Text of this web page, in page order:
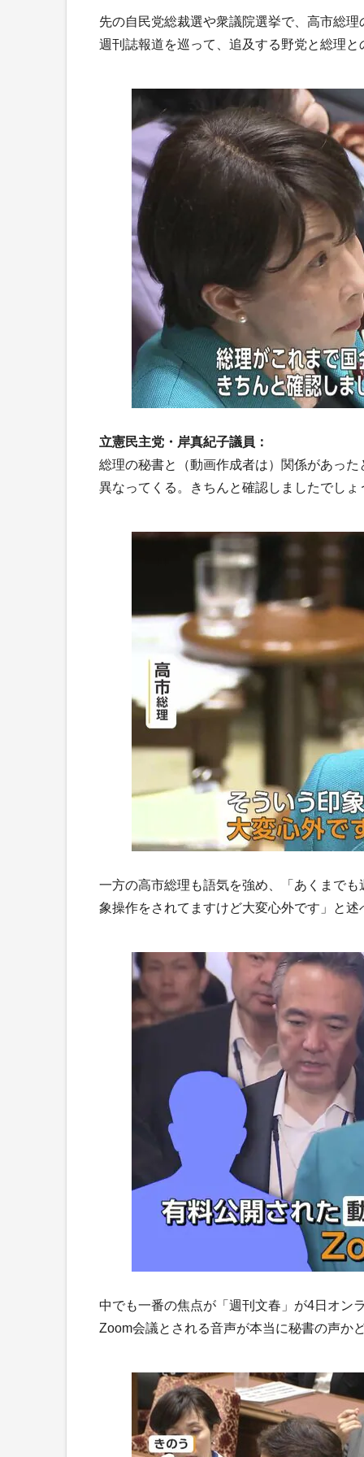
先の自民党総裁選や衆議院選挙で、高市総
週刊誌報道を巡って、追及する野党と総理
立憲民主党・岸真紀子議員：
総理の秘書と（動画作成者は）関係があっ
異なってくる。きちんと確認しましたでしょ
一方の高市総理も語気を強め、「あくまで
象操作をされてますけど大変心外です」と述
中でも一番の焦点が「週刊文春」が4日オン
Zoom会議とされる音声が本当に秘書の声か